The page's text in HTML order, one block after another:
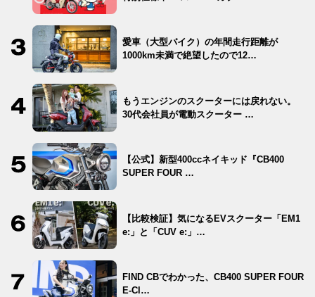
愛車（大型バイク）の年間走行距離が
1000km未満で絶望したので12…
もうエンジンのスクーターには戻れない。
30代会社員が電動スクーター …
【公式】新型400ccネイキッド『CB400
SUPER FOUR …
【比較検証】気になるEVスクーター「EM1
e:」と「CUV e:」…
FIND CBでわかった、CB400 SUPER FOUR
E-Cl…